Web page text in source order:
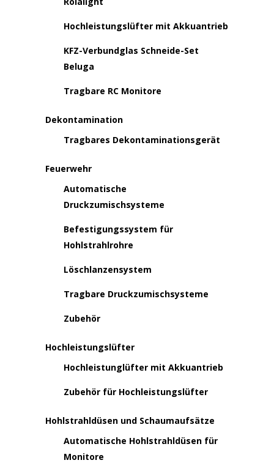
Hochleistungslüfter mit Akkuantrieb
KFZ-Verbundglas Schneide-Set
Beluga
Tragbare RC Monitore
Dekontamination
Tragbares Dekontaminationsgerät
Feuerwehr
Automatische
Druckzumischsysteme
Befestigungssystem für
Hohlstrahlrohre
Löschlanzensystem
Tragbare Druckzumischsysteme
Zubehör
Hochleistungslüfter
Hochleistunglüfter mit Akkuantrieb
Zubehör für Hochleistungslüfter
Hohlstrahldüsen und Schaumaufsätze
Automatische Hohlstrahldüsen für
Monitore